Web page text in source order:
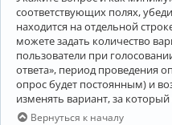
соответствующих полях,
находится на отдельной
можете задать количество
пользователи при
ответа», период проведения
опрос будет постоянным) и
изменять вариант, за
Вернуться к началу